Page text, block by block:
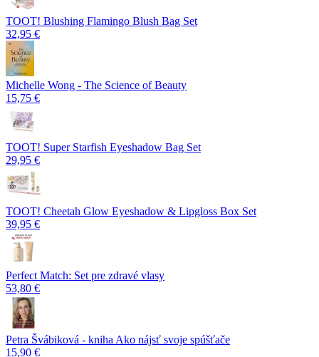
TOOT! Blushing Flamingo Blush Bag Set
32,95 €
Michelle Wong - The Science of Beauty
15,75 €
TOOT! Super Starfish Eyeshadow Bag Set
29,95 €
TOOT! Cheetah Glow Eyeshadow & Lipgloss Box Set
39,95 €
Perfect Match: Set pre zdravé vlasy
53,80 €
Petra Švábiková - kniha Ako nájsť svoje spúšťače
15,90 €